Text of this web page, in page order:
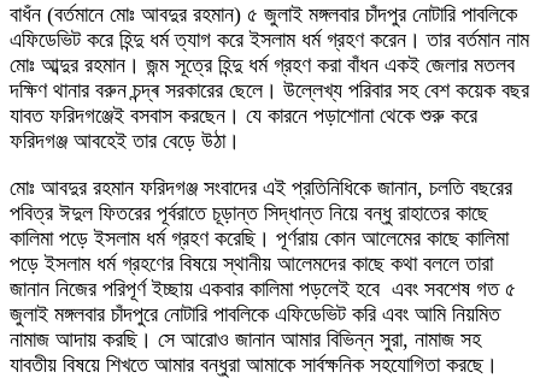
বাধঁন (বর্তমানে মোঃ আবদুর রহমান) ৫ জুলাই মঙ্গলবার চাঁদপুর নোটারি পাবলিকে
এফিডেভিট করে হিন্দু ধর্ম ত্যাগ করে ইসলাম ধর্ম গ্রহণ করেন। তার বর্তমান নাম
মোঃ আব্দুর রহমান। জন্ম সূত্রে হিন্দু ধর্ম গ্রহণ করা বাঁধন একই জেলার মতলব
দক্ষিণ থানার বরুন চন্দ্ৰ সরকারের ছেলে। উল্লেখ্য পরিবার সহ বেশ কয়েক বছর
যাবত ফরিদগঞ্জেই বসবাস করছেন। যে কারনে পড়াশোনা থেকে শুরু করে
ফরিদগঞ্জ আবহেই তার বেড়ে উঠা।
মোঃ আবদুর রহমান ফরিদগঞ্জ সংবাদের এই প্রতিনিধিকে জানান, চলতি বছরের
পবিত্র ঈদুল ফিতরের পূর্বরাতে চূড়ান্ত সিদ্ধান্ত নিয়ে বন্ধু রাহাতের কাছে
কালিমা পড়ে ইসলাম ধর্ম গ্রহণ করেছি। পূর্ণরায় কোন আলেমের কাছে কালিমা
পড়ে ইসলাম ধর্ম গ্রহণের বিষয়ে স্থানীয় আলেমদের কাছে কথা বললে তারা
জানান নিজের পরিপূর্ণ ইচ্ছায় একবার কালিমা পড়লেই হবে এবং সবশেষ গত ৫
জুলাই মঙ্গলবার চাঁদপুরে নোটারি পাবলিকে এফিডেভিট করি এবং আমি নিয়মিত
নামাজ আদায় করছি। সে আরোও জানান আমার বিভিন্ন সুরা, নামাজ সহ
যাবতীয় বিষয়ে শিখতে আমার বন্ধুরা আমাকে সার্বক্ষনিক সহযোগিতা করছে।